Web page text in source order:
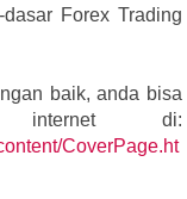
Forex Trading
baik, anda bisa
internet di:
CoverPage.ht